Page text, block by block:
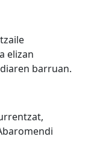
elizan
barruan.